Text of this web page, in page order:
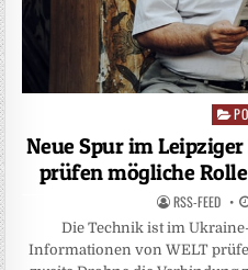
in
Neue Spur im
prüfen mögliche
RSS-FEED
Die Technik ist im
Informationen von WELT